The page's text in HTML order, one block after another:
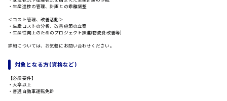
製造・軽作業・物流系
広島市中区
時給1200円～
・生産進捗の管理、計画との乖離調整
＜コスト管理、改善活動＞
・生産コストの分析、改善施策の立案
・生産性向上のためのプロジェクト推進(物流費改善等)
詳細については、お気軽にお問い合わせください。
対象となる方 (資格など)
【必須要件】
・大卒以上
・普通自動車運転免許